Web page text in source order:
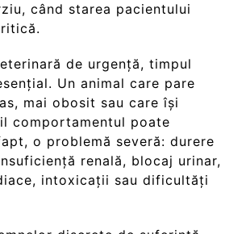
când starea pacientului
de urgență, timpul
Un animal care pare
mai obosit sau care își
comportamentul poate
o problemă severă: durere
renală, blocaj urinar,
intoxicații sau dificultăți